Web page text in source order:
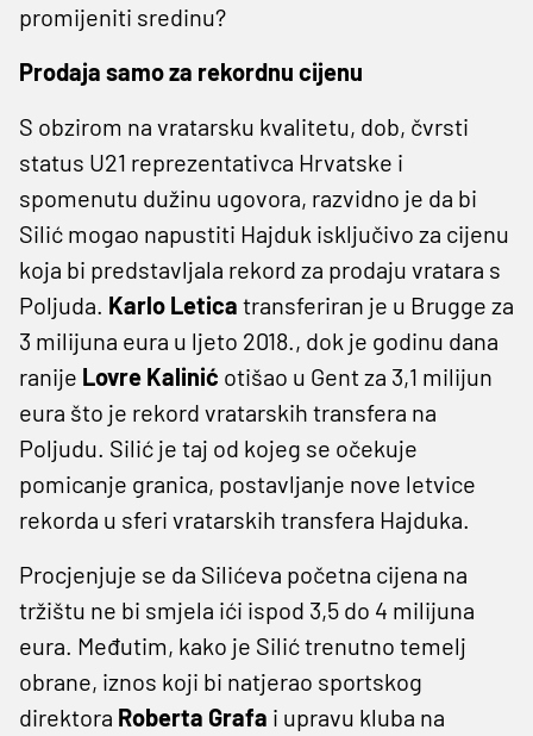
promijeniti sredinu?
Prodaja samo za rekordnu cijenu
S obzirom na vratarsku kvalitetu, dob, čvrsti
status U21 reprezentativca Hrvatske i
spomenutu dužinu ugovora, razvidno je da bi
Silić mogao napustiti Hajduk isključivo za cijenu
koja bi predstavljala rekord za prodaju vratara s
Poljuda. Karlo Letica transferiran je u Brugge za
3 milijuna eura u ljeto 2018., dok je godinu dana
ranije Lovre Kalinić otišao u Gent za 3,1 milijun
eura što je rekord vratarskih transfera na
Poljudu. Silić je taj od kojeg se očekuje
pomicanje granica, postavljanje nove letvice
rekorda u sferi vratarskih transfera Hajduka.
Procjenjuje se da Silićeva početna cijena na
tržištu ne bi smjela ići ispod 3,5 do 4 milijuna
eura. Međutim, kako je Silić trenutno temelj
obrane, iznos koji bi natjerao sportskog
direktora Roberta Grafa i upravu kluba na